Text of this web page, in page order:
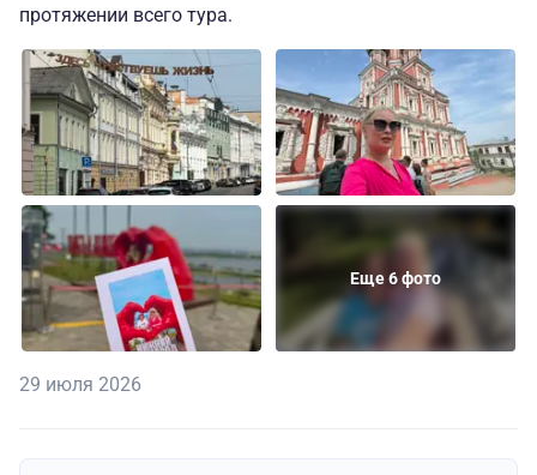
протяжении всего тура.
Еще 6 фото
29 июля 2026